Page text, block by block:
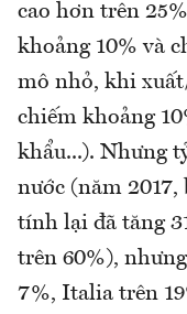
cao hơn trên
khoảng 10% và
mô nhỏ, khi
chiếm khoảng
khẩu...). Nhưng
nước (năm 2017,
tính lại đã tăng
trên 60%),
7%, Italia trên